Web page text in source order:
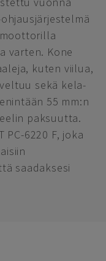
varten. Kone
kuten viilua,
sekä kela-
55 mm:n
paksuutta.
PC-6220 F, joka
saadaksesi